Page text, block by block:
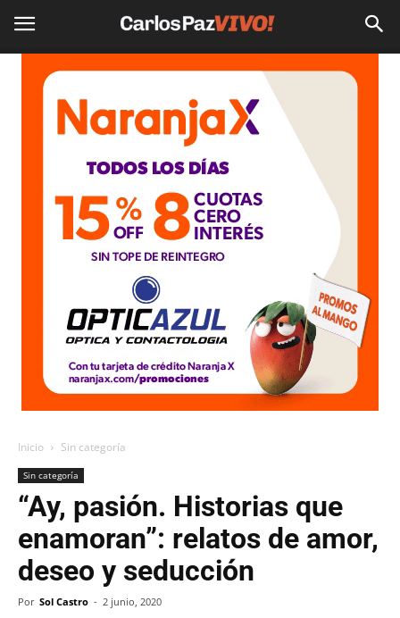
Inicio Sin categoría
Sin categoría
“Ay, pasión. Historias que
enamoran”: relatos de amor,
deseo y seducción
Por Sol Castro - 2 junio, 2020